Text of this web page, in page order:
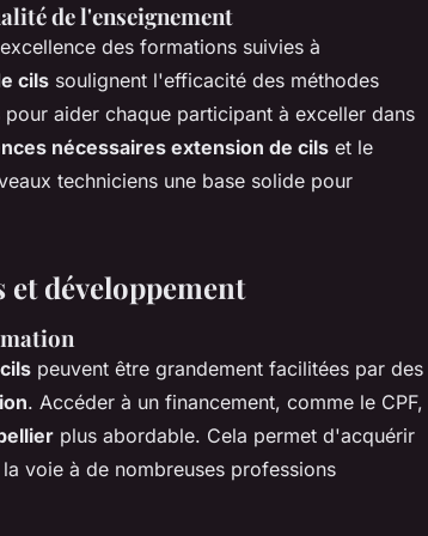
de l'enseignement
des formations suivies à
cils soulignent l'efficacité des méthodes
aider chaque participant à exceller dans
nécessaires extension de cils et le
techniciens une base solide pour
développement
peuvent être grandement facilitées par des
. Accéder à un financement, comme le CPF,
plus abordable. Cela permet d'acquérir
voie à de nombreuses professions